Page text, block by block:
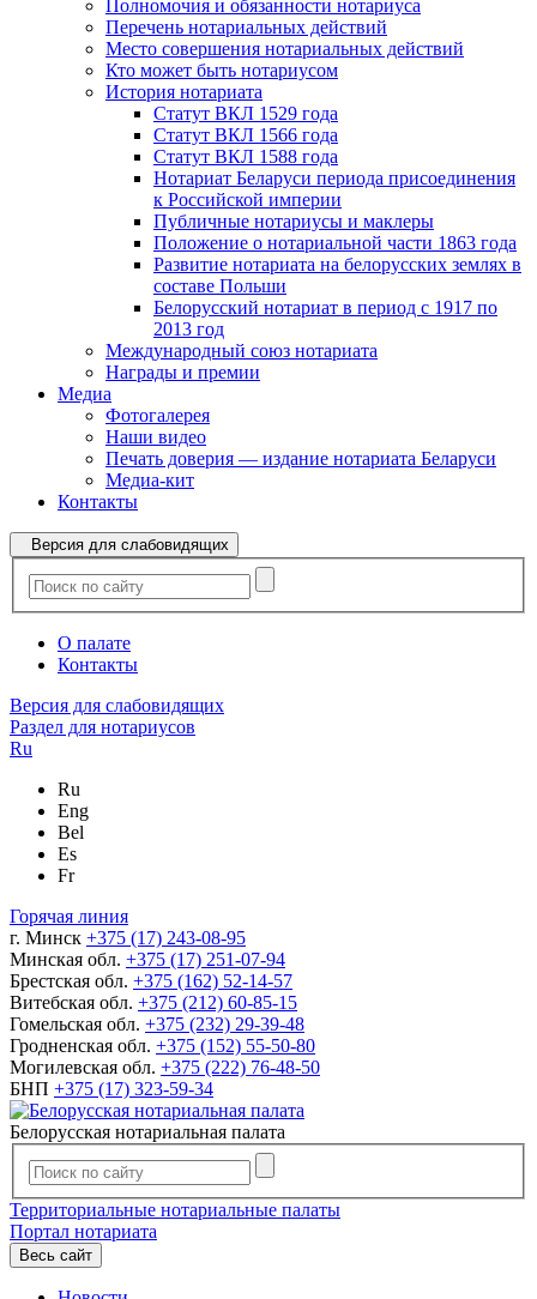
Полномочия и обязанности нотариуса
Перечень нотариальных действий
Место совершения нотариальных действий
Кто может быть нотариусом
История нотариата
Статут ВКЛ 1529 года
Статут ВКЛ 1566 года
Статут ВКЛ 1588 года
Нотариат Беларуси периода присоединения
к Российской империи
Публичные нотариусы и маклеры
Положение о нотариальной части 1863 года
Развитие нотариата на белорусских землях в
составе Польши
Белорусский нотариат в период с 1917 по
2013 год
Международный союз нотариата
Награды и премии
Медиа
Фотогалерея
Наши видео
Печать доверия — издание нотариата Беларуси
Медиа-кит
Контакты
Версия для слабовидящих
О палате
Контакты
Версия для слабовидящих
Раздел для нотариусов
Ru
Ru
Eng
Bel
Es
Fr
Горячая линия
г. Минск +375 (17) 243-08-95
Минская обл. +375 (17) 251-07-94
Брестская обл. +375 (162) 52-14-57
Витебская обл. +375 (212) 60-85-15
Гомельская обл. +375 (232) 29-39-48
Гродненская обл. +375 (152) 55-50-80
Могилевская обл. +375 (222) 76-48-50
БНП +375 (17) 323-59-34
Белорусская нотариальная палата
Территориальные нотариальные палаты
Портал нотариата
Весь сайт